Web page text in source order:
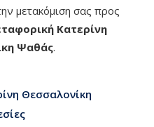
μετακόμιση σας προς
Κατερίνη
Ψαθάς.
Θεσσαλονίκη